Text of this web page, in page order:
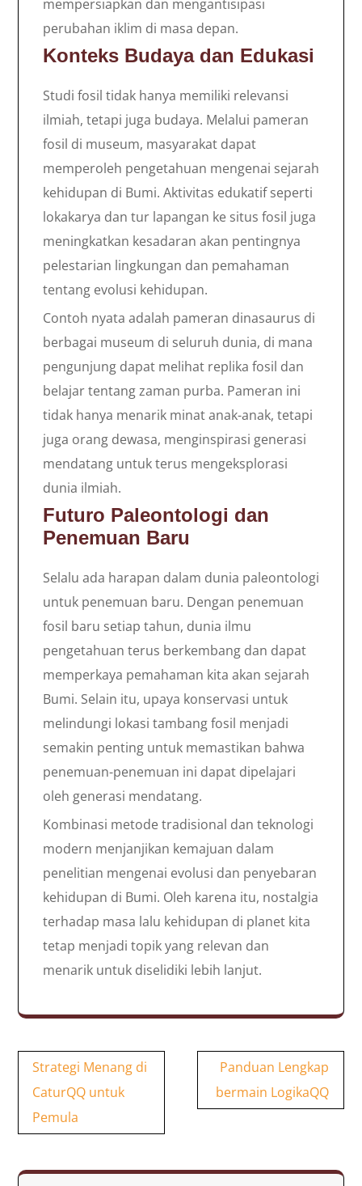
mempersiapkan dan mengantisipasi
perubahan iklim di masa depan.
Konteks Budaya dan Edukasi
Studi fosil tidak hanya memiliki relevansi
ilmiah, tetapi juga budaya. Melalui pameran
fosil di museum, masyarakat dapat
memperoleh pengetahuan mengenai sejarah
kehidupan di Bumi. Aktivitas edukatif seperti
lokakarya dan tur lapangan ke situs fosil juga
meningkatkan kesadaran akan pentingnya
pelestarian lingkungan dan pemahaman
tentang evolusi kehidupan.
Contoh nyata adalah pameran dinasaurus di
berbagai museum di seluruh dunia, di mana
pengunjung dapat melihat replika fosil dan
belajar tentang zaman purba. Pameran ini
tidak hanya menarik minat anak-anak, tetapi
juga orang dewasa, menginspirasi generasi
mendatang untuk terus mengeksplorasi
dunia ilmiah.
Futuro Paleontologi dan
Penemuan Baru
Selalu ada harapan dalam dunia paleontologi
untuk penemuan baru. Dengan penemuan
fosil baru setiap tahun, dunia ilmu
pengetahuan terus berkembang dan dapat
memperkaya pemahaman kita akan sejarah
Bumi. Selain itu, upaya konservasi untuk
melindungi lokasi tambang fosil menjadi
semakin penting untuk memastikan bahwa
penemuan-penemuan ini dapat dipelajari
oleh generasi mendatang.
Kombinasi metode tradisional dan teknologi
modern menjanjikan kemajuan dalam
penelitian mengenai evolusi dan penyebaran
kehidupan di Bumi. Oleh karena itu, nostalgia
terhadap masa lalu kehidupan di planet kita
tetap menjadi topik yang relevan dan
menarik untuk diselidiki lebih lanjut.
Post
navigation
Strategi Menang di
CaturQQ untuk
Pemula
Panduan Lengkap
bermain LogikaQQ